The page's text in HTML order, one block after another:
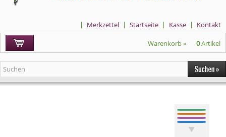
Kontakt
Kasse
Startseite
Merkzettel
Warenkorb » 0Artikel